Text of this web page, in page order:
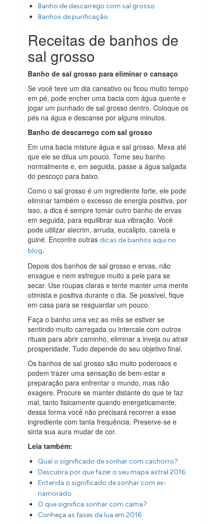
Banho de descarrego com sal grosso
Banhos de purificação
Receitas de banhos de
sal grosso
Banho de sal grosso para eliminar o cansaço
Se você teve um dia cansativo ou ficou muito tempo
em pé, pode encher uma bacia com água quente e
jogar um punhado de sal grosso dentro. Coloque os
pés na água e descanse por alguns minutos.
Banho de descarrego com sal grosso
Em uma bacia misture água e sal grosso. Mexa até
que ele se dilua um pouco. Tome seu banho
normalmente e, em seguida, passe a água salgada
do pescoço para baixo.
Como o sal grosso é um ingrediente forte, ele pode
eliminar também o excesso de energia positiva, por
isso, a dica é sempre tomar outro banho de ervas
em seguida, para equilibrar sua vibração. Você
pode utilizar alecrim, arruda, eucalipto, canela e
guiné. Encontre outrasdicas de banhos aqui no
blog.
Depois dos banhos de sal grosso e ervas, não
enxague e nem esfregue muito a pele para se
secar. Use roupas claras e tente manter uma mente
otimista e positiva durante o dia. Se possível, fique
em casa para se resguardar um pouco.
Faça o banho uma vez ao mês se estiver se
sentindo muito carregada ou intercale com outros
rituais para abrir caminho, eliminar a inveja ou atrair
prosperidade. Tudo depende do seu objetivo final.
Os banhos de sal grosso são muito poderosos e
podem trazer uma sensação de bem-estar e
preparação para enfrentar o mundo, mas não
exagere. Procure se manter distante do que te faz
mal, tanto fisicamente quando energeticamente,
dessa forma você não precisará recorrer a esse
ingrediente com tanta frequência. Preserve-se e
sinta sua aura mudar de cor.
Leia também:
Qual o significado de sonhar com cachorro?
Descubra por que fazer o seu mapa astral 2016
Entenda o significado de sonhar com ex-
namorado
O que significa sonhar com cama?
Conheça as fases da lua em 2016